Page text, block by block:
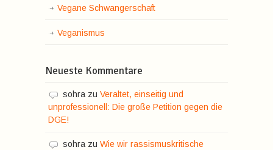
Vegane Schwangerschaft
Veganismus
Neueste Kommentare
sohrazu Veraltet, einseitig und
unprofessionell: Die große Petition gegen die
DGE!
sohrazu Wie wir rassismuskritische